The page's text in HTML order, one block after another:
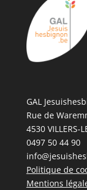
GAL
Rue de
4530 VILLERS-
0497 50 44 90
Politique de
Mentions